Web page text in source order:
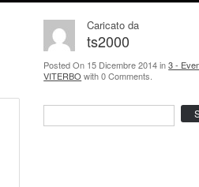
Caricato da
ts2000
Posted On 15 Dicembre 2014 in3 -
VITERBO with 0 Comments.